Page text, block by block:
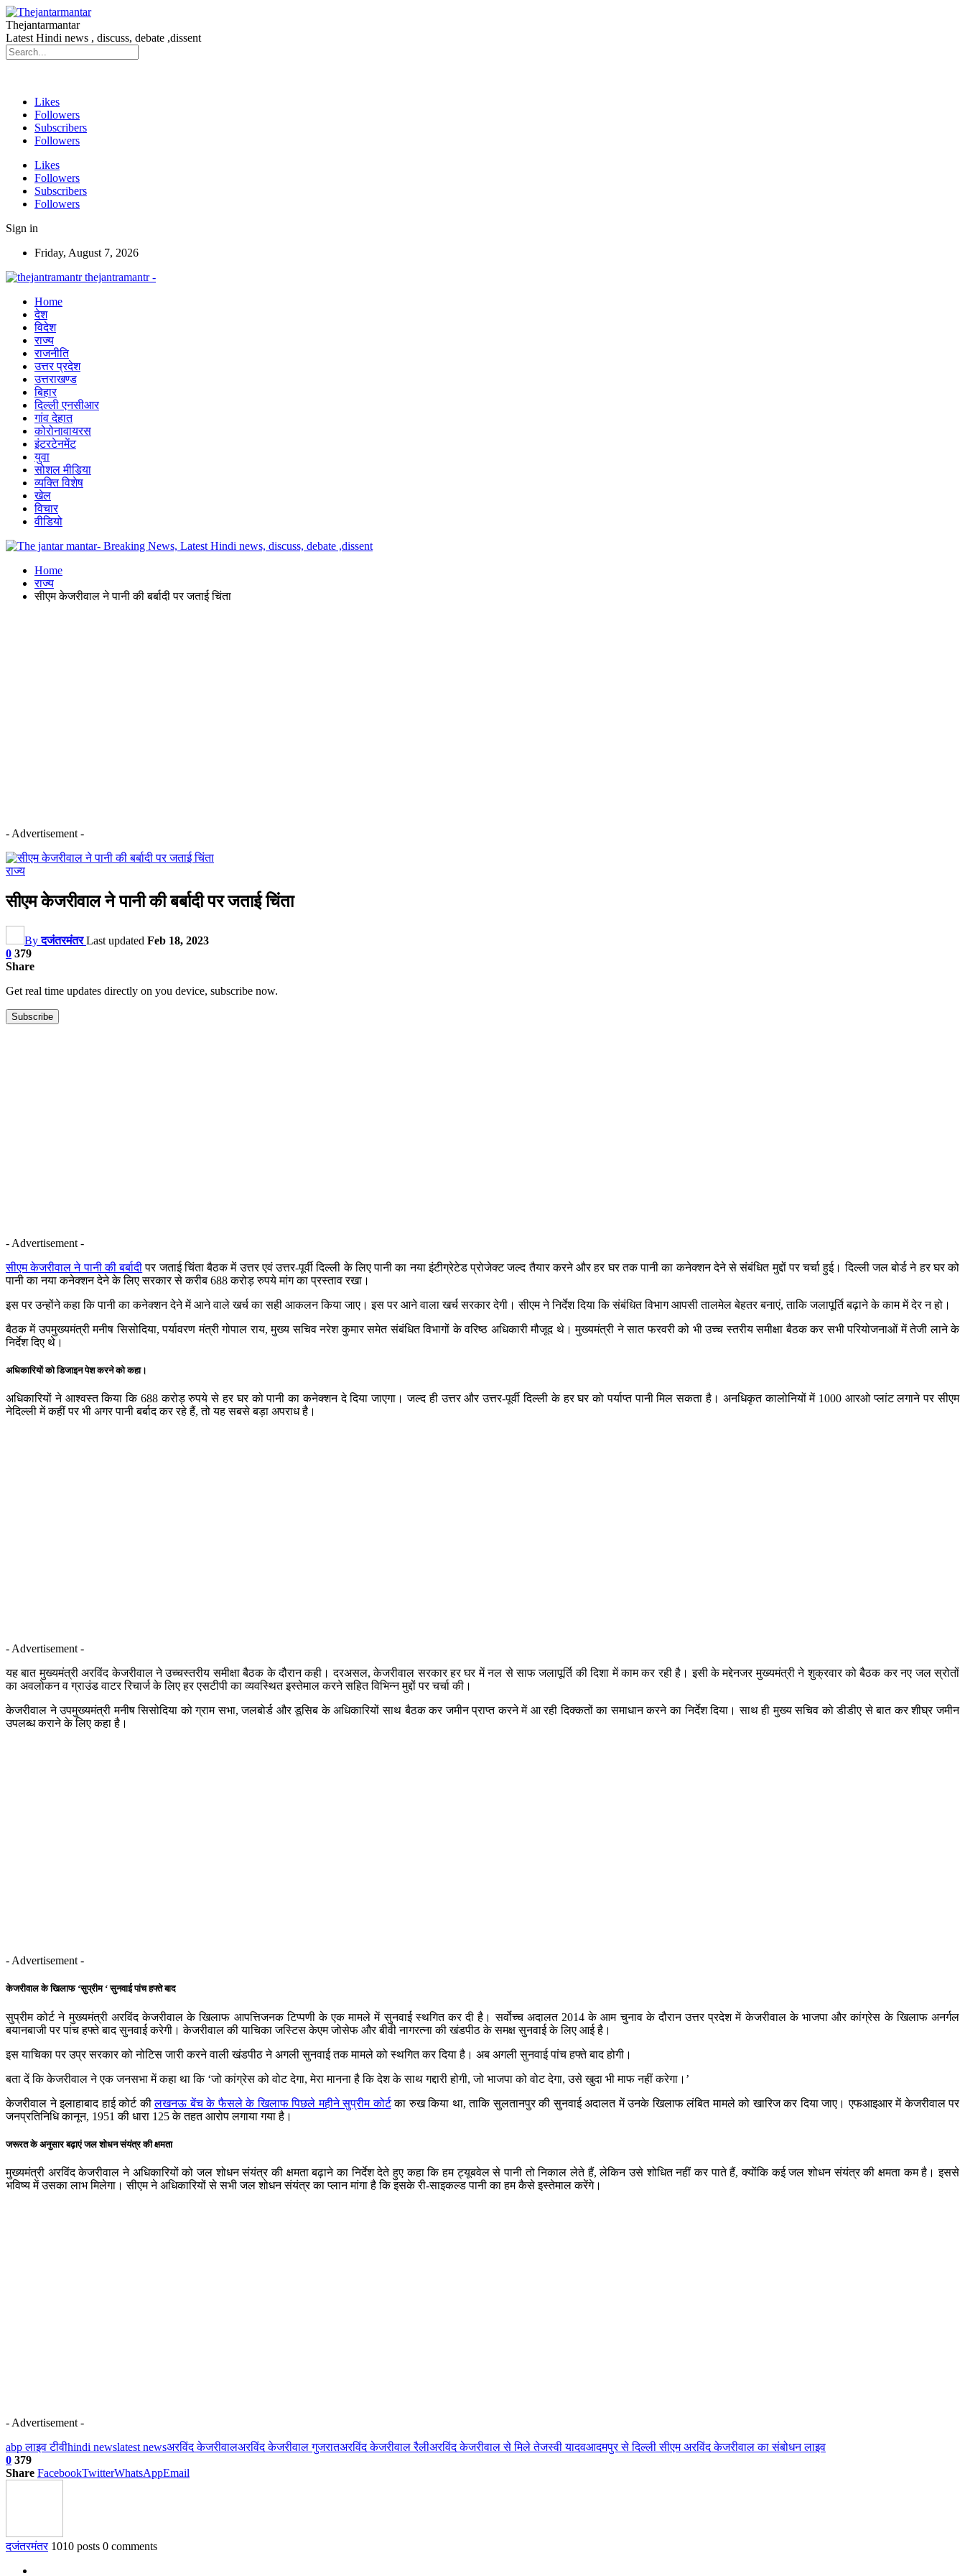
Thejantarmantar
Latest Hindi news , discuss, debate ,dissent
Likes
Followers
Subscribers
Followers
Likes
Followers
Subscribers
Followers
Sign in
Friday, August 7, 2026
thejantramantr -
Home
देश
विदेश
राज्य
राजनीति
उत्तर प्रदेश
उत्तराखण्ड
बिहार
दिल्ली एनसीआर
गांव देहात
कोरोनावायरस
इंटरटेनमेंट
युवा
सोशल मीडिया
व्यक्ति विशेष
खेल
विचार
वीडियो
Home
राज्य
सीएम केजरीवाल ने पानी की बर्बादी पर जताई चिंता
- Advertisement -
राज्य
सीएम केजरीवाल ने पानी की बर्बादी पर जताई चिंता
Byदजंतरमंतर Last updated Feb 18, 2023
0 379
Share
Get real time updates directly on you device, subscribe now.
Subscribe
- Advertisement -
सीएम केजरीवाल ने पानी की बर्बादीपर जताई चिंता बैठक में उत्तर एवं उत्तर-पूर्वी दिल्ली के लिए पानी का नया इंटीग्रेटेड प्रोजेक्ट जल्द तैयार करने और हर घर तक पानी का कनेक्शन देने से संबंधित मुद्दों पर चर्चा हुई। दिल्ली जल बोर्ड ने हर घर को
पानी का नया कनेक्शन देने के लिए सरकार से करीब 688 करोड़ रुपये मांग का प्रस्ताव रखा।
इस पर उन्होंने कहा कि पानी का कनेक्शन देने में आने वाले खर्च का सही आकलन किया जाए। इस पर आने वाला खर्च सरकार देगी। सीएम ने निर्देश दिया कि संबंधित विभाग आपसी तालमेल बेहतर बनाएं, ताकि जलापूर्ति बढ़ाने के काम में देर न हो।
बैठक में उपमुख्यमंत्री मनीष सिसोदिया, पर्यावरण मंत्री गोपाल राय, मुख्य सचिव नरेश कुमार समेत संबंधित विभागों के वरिष्ठ अधिकारी मौजूद थे। मुख्यमंत्री ने सात फरवरी को भी उच्च स्तरीय समीक्षा बैठक कर सभी परियोजनाओं में तेजी लाने के
निर्देश दिए थे।
अधिकारियों को डिजाइन पेश करने को कहा।
अधिकारियों ने आश्वस्त किया कि 688 करोड़ रुपये से हर घर को पानी का कनेक्शन दे दिया जाएगा। जल्द ही उत्तर और उत्तर-पूर्वी दिल्ली के हर घर को पर्याप्त पानी मिल सकता है। अनधिकृत कालोनियों में 1000 आरओ प्लांट लगाने पर सीएम
नेदिल्ली में कहीं पर भी अगर पानी बर्बाद कर रहे हैं, तो यह सबसे बड़ा अपराध है।
- Advertisement -
यह बात मुख्यमंत्री अरविंद केजरीवाल ने उच्चस्तरीय समीक्षा बैठक के दौरान कही। दरअसल, केजरीवाल सरकार हर घर में नल से साफ जलापूर्ति की दिशा में काम कर रही है। इसी के मद्देनजर मुख्यमंत्री ने शुक्रवार को बैठक कर नए जल स्रोतों
का अवलोकन व ग्राउंड वाटर रिचार्ज के लिए हर एसटीपी का व्यवस्थित इस्तेमाल करने सहित विभिन्न मुद्दों पर चर्चा की।
केजरीवाल ने उपमुख्यमंत्री मनीष सिसोदिया को ग्राम सभा, जलबोर्ड और डूसिब के अधिकारियों साथ बैठक कर जमीन प्राप्त करने में आ रही दिक्कतों का समाधान करने का निर्देश दिया। साथ ही मुख्य सचिव को डीडीए से बात कर शीघ्र जमीन
उपलब्ध कराने के लिए कहा है।
- Advertisement -
केजरीवाल के खिलाफ ‘सुप्रीम ‘ सुनवाई पांच हफ्ते बाद
सुप्रीम कोर्ट ने मुख्यमंत्री अरविंद केजरीवाल के खिलाफ आपत्तिजनक टिप्पणी के एक मामले में सुनवाई स्थगित कर दी है। सर्वोच्च अदालत 2014 के आम चुनाव के दौरान उत्तर प्रदेश में केजरीवाल के भाजपा और कांग्रेस के खिलाफ अनर्गल
बयानबाजी पर पांच हफ्ते बाद सुनवाई करेगी। केजरीवाल की याचिका जस्टिस केएम जोसेफ और बीवी नागरत्ना की खंडपीठ के समक्ष सुनवाई के लिए आई है।
इस याचिका पर उप्र सरकार को नोटिस जारी करने वाली खंडपीठ ने अगली सुनवाई तक मामले को स्थगित कर दिया है। अब अगली सुनवाई पांच हफ्ते बाद होगी।
बता दें कि केजरीवाल ने एक जनसभा में कहा था कि ‘जो कांग्रेस को वोट देगा, मेरा मानना है कि देश के साथ गद्दारी होगी, जो भाजपा को वोट देगा, उसे खुदा भी माफ नहीं करेगा।’
केजरीवाल ने इलाहाबाद हाई कोर्ट कीलखनऊ बेंच के फैसले के खिलाफ पिछले महीने सुप्रीम कोर्टका रुख किया था, ताकि सुलतानपुर की सुनवाई अदालत में उनके खिलाफ लंबित मामले को खारिज कर दिया जाए। एफआइआर में केजरीवाल पर
जनप्रतिनिधि कानून, 1951 की धारा 125 के तहत आरोप लगाया गया है।
जरूरत के अनुसार बढ़ाएं जल शोधन संयंत्र की क्षमता
मुख्यमंत्री अरविंद केजरीवाल ने अधिकारियों को जल शोधन संयंत्र की क्षमता बढ़ाने का निर्देश देते हुए कहा कि हम ट्यूबवेल से पानी तो निकाल लेते हैं, लेकिन उसे शोधित नहीं कर पाते हैं, क्योंकि कई जल शोधन संयंत्र की क्षमता कम है। इससे
भविष्य में उसका लाभ मिलेगा। सीएम ने अधिकारियों से सभी जल शोधन संयंत्र का प्लान मांगा है कि इसके री-साइकल्ड पानी का हम कैसे इस्तेमाल करेंगे।
- Advertisement -
abp लाइव टीवीhindi newslatest newsअरविंद केजरीवालअरविंद केजरीवाल गुजरातअरविंद केजरीवाल रैलीअरविंद केजरीवाल से मिले तेजस्वी यादवआदमपुर से दिल्ली सीएम अरविंद केजरीवाल का संबोधन लाइव
0 379
Share FacebookTwitterWhatsAppEmail
दजंतरमंतर 1010 posts 0 comments